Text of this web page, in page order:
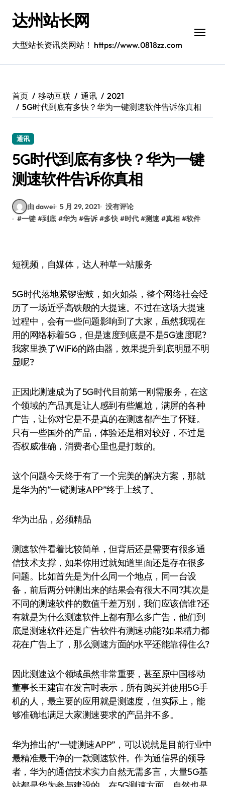
达州站长网
大型站长资讯类网站！ https://www.0818zz.com
首页 移动互联 通讯
2021
5G时代到底有多快？华为一键测速软件告诉你真相
通讯
5G时代到底有多快？华为一键
测速软件告诉你真相
由 dawei 5 月 29, 2021 没有评论
#一键 #到底 #华为 #告诉 #多快 #时代 #测速 #真相 #软件
短视频，自媒体，达人种草一站服务
5G时代落地紧锣密鼓，如火如荼，整个网络社会经
历了一场近乎高铁般的大提速。不过在这场大提速
过程中，会有一些问题影响到了大家，虽然我现在
用的网络标着5G，但是速度到底是不是5G速度呢?
我家里换了WiFi6的路由器，效果提升到底明显不明
显呢?
正因此测速成为了5G时代目前第一刚需服务，在这
个领域的产品真是让人感到有些尴尬，满屏的各种
广告，让你对它是不是真的在测速都产生了怀疑。
只有一些国外的产品，体验还是相对较好，不过是
否权威准确，消费者心里也是打鼓的。
这个问题今天终于有了一个完美的解决方案，那就
是华为的“一键测速APP”终于上线了。
华为出品，必须精品
测速软件看着比较简单，但背后还是需要有很多通
信技术支撑，如果你用过就知道里面还是存在很多
问题。比如首先是为什么同一个地点，同一台设
备，前后两分钟测出来的结果会有很大不同?其次是
不同的测速软件的数值千差万别，我们应该信谁?还
有就是为什么测速软件上都有那么多广告，他们到
底是测速软件还是广告软件有测速功能?如果精力都
花在广告上了，那么测速方面的水平还能靠得住么?
因此测速这个领域虽然非常重要，甚至原中国移动
董事长王建宙在发言时表示，所有购买并使用5G手
机的人，最主要的应用就是测速度，但实际上，能
够准确地满足大家测速要求的产品并不多。
华为推出的“一键测速APP”，可以说就是目前行业中
最精准最干净的一款测速软件。作为通信界的领导
者，华为的通信技术实力自然无需多言，大量5G基